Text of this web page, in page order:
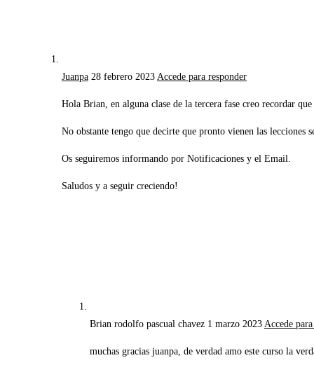
Juanpa 28 febrero 2023 Accede para responder
Hola Brian, en alguna clase de la tercera fase creo recordar
No obstante tengo que decirte que pronto vienen las lecciones
Os seguiremos informando por Notificaciones y el Email.
Saludos y a seguir creciendo!
Brian rodolfo pascual chavez 1 marzo 2023 Accede
muchas gracias juanpa, de verdad amo este curso la